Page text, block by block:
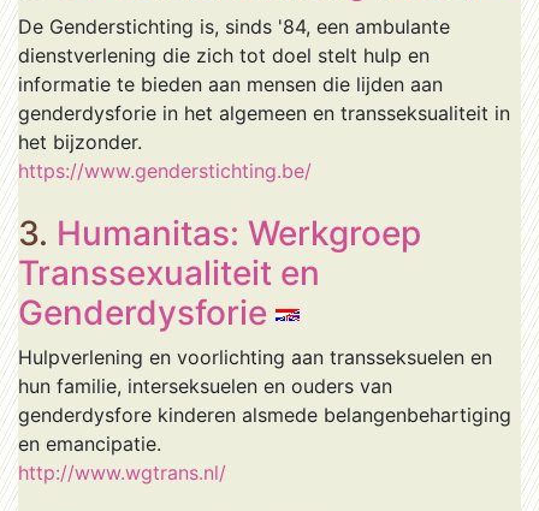
De Genderstichting is, sinds '84, een ambulante
dienstverlening die zich tot doel stelt hulp en
informatie te bieden aan mensen die lijden aan
genderdysforie in het algemeen en transseksualiteit in
het bijzonder.
https://www.genderstichting.be/
3. Humanitas: Werkgroep
Transsexualiteit en
Genderdysforie
Hulpverlening en voorlichting aan transseksuelen en
hun familie, interseksuelen en ouders van
genderdysfore kinderen alsmede belangenbehartiging
en emancipatie.
http://www.wgtrans.nl/